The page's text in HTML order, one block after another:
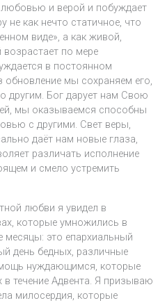
и верой и побуждает
не как нечто статичное, что
виде», а как живой,
по мере
в постоянном
обновление мы сохраняем его,
другим. Бог дарует нам Свою
мы оказываемся способны
с другими. Свет веры,
даёт нам новые глаза,
различать исполнение
и смело устремить
любви я увидел в
которые умножились в
месяцы: это епархиальный
день бедных, различные
нуждающимся, которые
течение Адвента. Я призываю
милосердия, которые